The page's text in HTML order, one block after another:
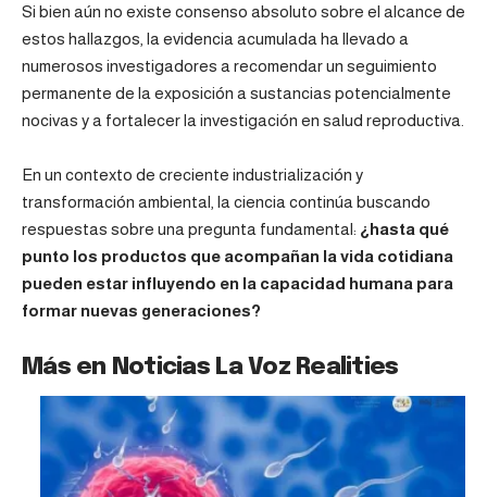
Si bien aún no existe consenso absoluto sobre el alcance de
estos hallazgos, la evidencia acumulada ha llevado a
numerosos investigadores a recomendar un seguimiento
permanente de la exposición a sustancias potencialmente
nocivas y a fortalecer la investigación en salud reproductiva.
En un contexto de creciente industrialización y
transformación ambiental, la ciencia continúa buscando
respuestas sobre una pregunta fundamental: ¿hasta qué
punto los productos que acompañan la vida cotidiana
pueden estar influyendo en la capacidad humana para
formar nuevas generaciones?
Más en Noticias La Voz Realities